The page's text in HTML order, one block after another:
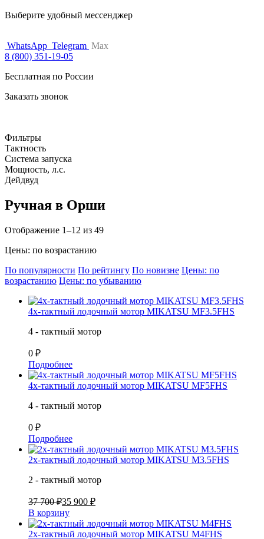
Выберите удобный мессенджер
WhatsApp Telegram Max
8 (800) 351-19-05
Бесплатная по России
Заказать звонок
Фильтры
Тактность
Система запуска
Мощность, л.с.
Дейдвуд
Ручная в Орши
Отображение 1–12 из 49
Цены: по возрастанию
По популярности По рейтингу По новизне Цены: по
возрастанию Цены: по убыванию
4х-тактный лодочный мотор MIKATSU MF3.5FHS
4 - тактный мотор
0 ₽
Подробнее
4х-тактный лодочный мотор MIKATSU MF5FHS
4 - тактный мотор
0 ₽
Подробнее
2х-тактный лодочный мотор MIKATSU M3.5FHS
2 - тактный мотор
37 700 ₽35 900 ₽
В корзину
2х-тактный лодочный мотор MIKATSU M4FHS